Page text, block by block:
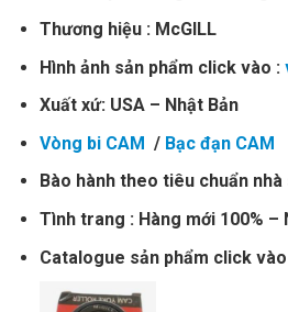
Thương hiệu : McGILL
Hình ảnh sản phẩm click vào :
Xuất xứ: USA – Nhật Bản
Vòng bi CAM / Bạc đạn CAM
Bào hành theo tiêu chuẩn nhà
Tình trang : Hàng mới 100% –
Catalogue sản phẩm click vào